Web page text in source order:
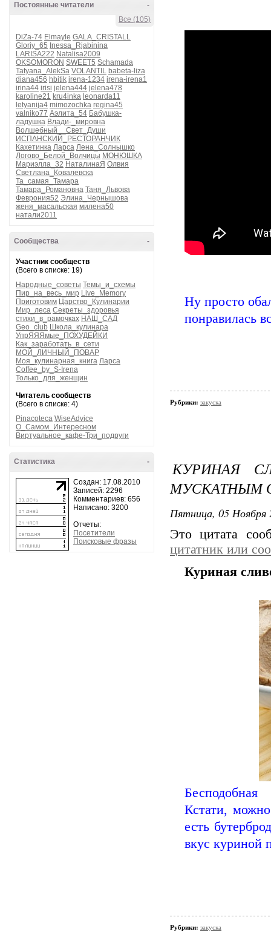
-
Постоянные читатели
Все (105)
DiZa-74 Elmayle GALA_CRISTALL
Gloriy_65 Inessa_Rjabinina
LARISA222 Natalisa2009
OKSOMORON SWEET5 Schamada
Tatyana_AlekSa VOLANTIL babeta-liza
diana456 hbitik irena-1234 irena-irena1
irina44 irisi jelena444 jelena478
karoline21 kru4inka leonarda11
letyanija4 mimozochka regina45
valniko77 Аэлита_54 Бабушка-
ладушка Влади-_мировна
Волшебный__Свет_Души
ИСПАНСКИЙ_РЕСТОРАНЧИК
Кахетинка Ларса Лена_Солнышко
Логово_Белой_Волчицы МОНЮШКА
Мариэлла_32 НаталинаЯ Олвия
Светлана_Ковалевска
Та_самая_Тамара
Тамара_Романовна Таня_Львова
Феврония52 Элина_Чернышова
женя_масальская милена50
натали2011
-
Сообщества
Участник сообществ
(Всего в списке: 19)
Народные_советы Темы_и_схемы
Пир_на_весь_мир Live_Memory
Приготовим Царство_Кулинарии
Мир_леса Секреты_здоровья
стихи_в_рамочках НАШ_САД
Geo_club Школа_кулинара
УпрЯЯЯмые_ПОХУДЕЙКИ
Как_заработать_в_сети
МОЙ_ЛИЧНЫЙ_ПОВАР
Моя_кулинарная_книга Ларса
Coffee_by_S-Irena
Только_для_женщин
Читатель сообществ
(Всего в списке: 4)
Pinacoteca WiseAdvice
О_Самом_Интересном
Виртуальное_кафе-Три_подруги
-
Статистика
Создан: 17.08.2010
Записей: 2296
Комментариев: 656
Написано: 3200
Отчеты:
Посетители
Поисковые фразы
Ну просто
понравилась
Рубрики: закуска
КУРИНАЯ
МУСКАТНЫМ
Пятница, 05 Ноября
Это цитата
цитатник или
Куриная
Бесподобная
Кстати,
есть
вкус куриной
Рубрики: закуска